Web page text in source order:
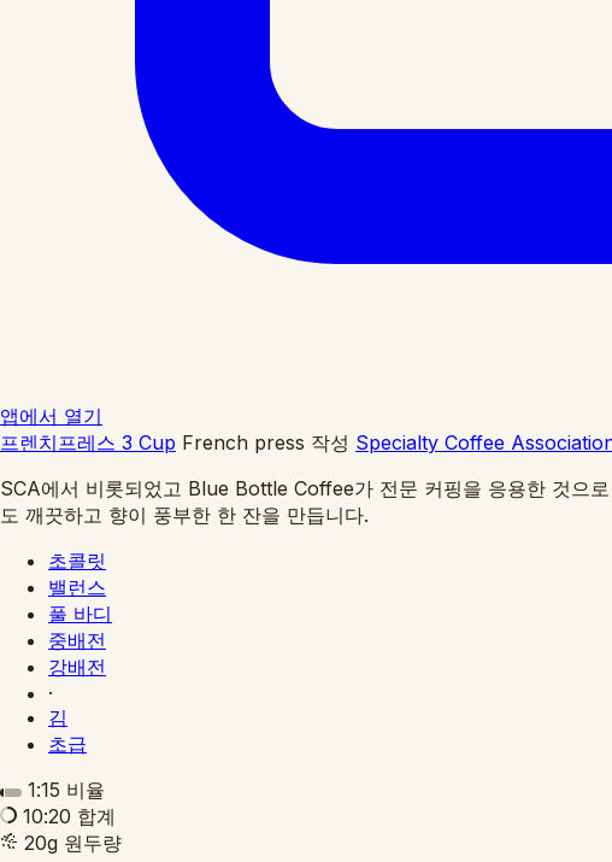
앱에서 열기
프렌치프레스 3 Cup French press 작성 Specialty Coffee
SCA에서 비롯되었고 Blue Bottle Coffee가 전문 커핑을 응용한 것으
도 깨끗하고 향이 풍부한 한 잔을 만듭니다.
초콜릿
밸런스
풀 바디
중배전
강배전
·
김
초급
1:15 비율
10:20 합계
20g 원두량